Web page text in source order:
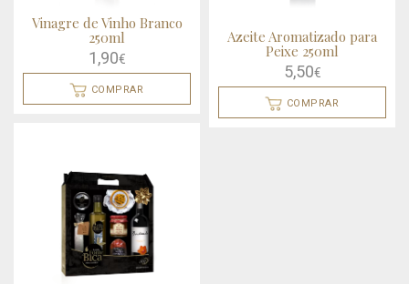
Vinagre de Vinho Branco
250ml
1,90€
COMPRAR
Azeite Aromatizado para
Peixe 250ml
5,50€
COMPRAR